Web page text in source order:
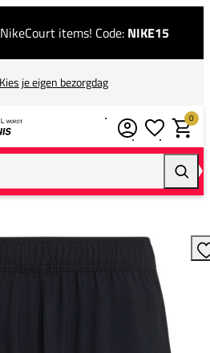
items! Code: NIKE15
je eigen bezorgdag
0